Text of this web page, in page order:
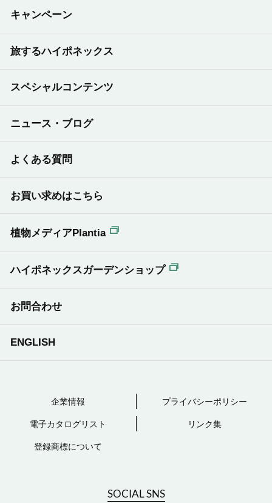
キャンペーン
旅するハイポネックス
スペシャルコンテンツ
ニュース・ブログ
よくある質問
お買い求めはこちら
植物メディアPlantia
ハイポネックスガーデンショップ
お問合わせ
ENGLISH
企業情報 プライバシーポリシー
電子カタログリスト リンク集
登録商標について
SOCIAL SNS